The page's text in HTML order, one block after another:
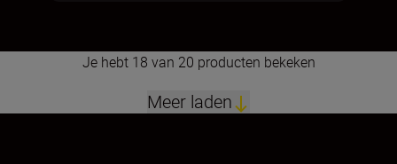
Je hebt 18 van 20 producten bekeken
Meer laden
12